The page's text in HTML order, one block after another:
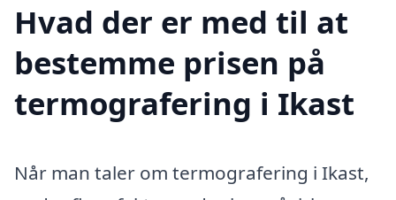
Hvad der er med til at
bestemme prisen på
termografering i Ikast
Når man taler om termografering i Ikast,